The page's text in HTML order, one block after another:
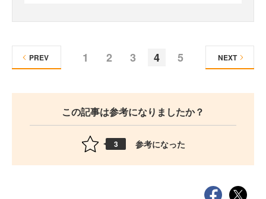
1 2 3 4 5
PREV NEXT
この記事は参考になりましたか？
3 参考になった